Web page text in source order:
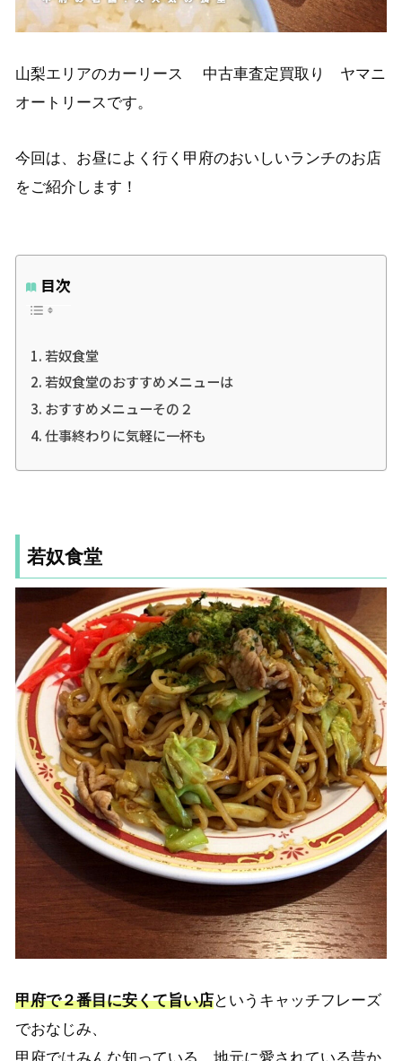
山梨エリアのカーリース 中古車査定買取り ヤマニ
オートリースです。
今回は、お昼によく行く甲府のおいしいランチのお店
をご紹介します！
目次
若奴食堂
若奴食堂のおすすめメニューは
おすすめメニューその２
仕事終わりに気軽に一杯も
若奴食堂
甲府で２番目に安くて旨い店というキャッチフレーズ
でおなじみ、